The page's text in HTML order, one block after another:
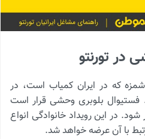
در تورنتو
که در ایران کمیاب است، در
فستیوال بلوبری وحشی قرار است
شود. در این رویداد خانوادگی انواع
با آن عرضه خواهد شد.